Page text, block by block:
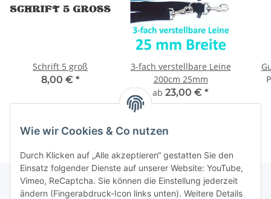
Schrift 5 groß
8,00 € *
3-fach verstellbare Leine
200cm 25mm
ab 23,00 € *
Wie wir Cookies & Co nutzen
Durch Klicken auf „Alle akzeptieren“ gestatten Sie den
Einsatz folgender Dienste auf unserer Website: YouTube,
Vimeo, ReCaptcha. Sie können die Einstellung jederzeit
ändern (Fingerabdruck-Icon links unten). Weitere Details